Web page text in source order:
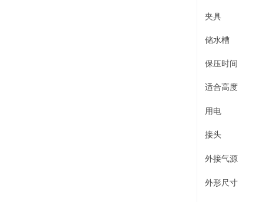
夹具
储水槽
保压时间
适合高度
用电
接头
外接气源
外形尺寸